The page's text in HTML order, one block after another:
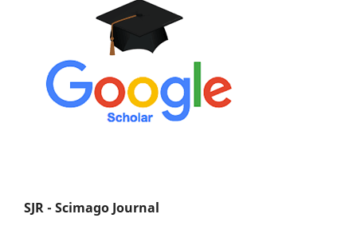
SJR - Scimago Journal